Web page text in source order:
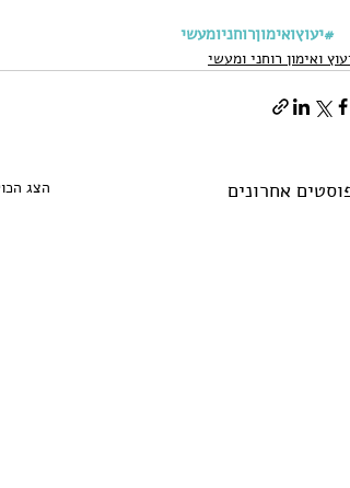
#יעוץואימוןרוחניומעשי
יעוץ ואימון רוחני ומעשי
פוסטים אחרונים הצג